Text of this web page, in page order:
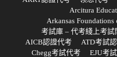
Arcitura
Arkansas
考試庫 – 代考綫上考試
AICB認證代考
ATD考試
Chegg考試代考
EJU考